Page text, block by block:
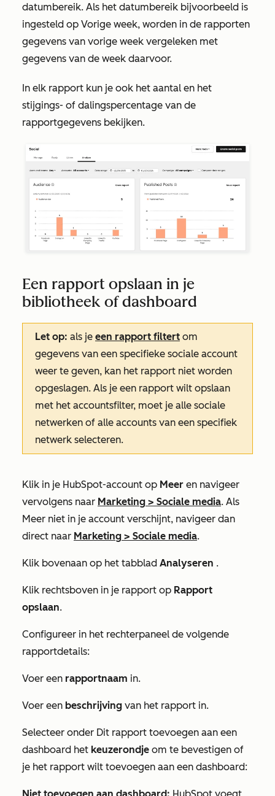
datumbereik. Als het datumbereik bijvoorbeeld is
ingesteld op Vorige week, worden in de rapporten
gegevens van vorige week vergeleken met
gegevens van de week daarvoor.
In elk rapport kun je ook het aantal en het
stijgings- of dalingspercentage van de
rapportgegevens bekijken.
Een rapport opslaan in je
bibliotheek of dashboard
Let op: als je een rapport filtert om
gegevens van een specifieke sociale account
weer te geven, kan het rapport niet worden
opgeslagen. Als je een rapport wilt opslaan
met het accountsfilter, moet je alle sociale
netwerken of alle accounts van een specifiek
netwerk selecteren.
Klik in je HubSpot-account op Meer en navigeer
vervolgens naar Marketing > Sociale media. Als
Meer niet in je account verschijnt, navigeer dan
direct naar Marketing > Sociale media.
Klik bovenaan op het tabblad Analyseren .
Klik rechtsboven in je rapport op Rapport
opslaan.
Configureer in het rechterpaneel de volgende
rapportdetails:
Voer een rapportnaam in.
Voer een beschrijving van het rapport in.
Selecteer onder Dit rapport toevoegen aan een
dashboard het keuzerondje om te bevestigen of
je het rapport wilt toevoegen aan een dashboard: